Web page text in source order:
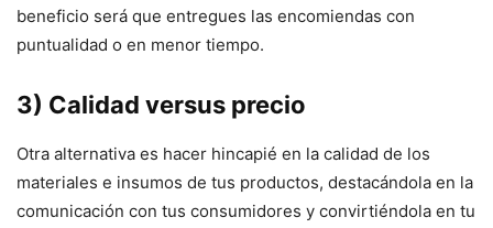
beneficio será que entregues las encomiendas con
puntualidad o en menor tiempo.
3) Calidad versus precio
Otra alternativa es hacer hincapié en la calidad de los
materiales e insumos de tus productos, destacándola en la
comunicación con tus consumidores y convirtiéndola en tu